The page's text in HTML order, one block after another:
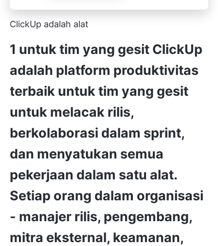
ClickUp adalah alat
1 untuk tim yang gesit ClickUp
adalah platform produktivitas
terbaik untuk tim yang gesit
untuk melacak rilis,
berkolaborasi dalam sprint,
dan menyatukan semua
pekerjaan dalam satu alat.
Setiap orang dalam organisasi
- manajer rilis, pengembang,
mitra eksternal, keamanan,